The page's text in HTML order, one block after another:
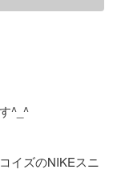
^_^
イズのNIKEスニ